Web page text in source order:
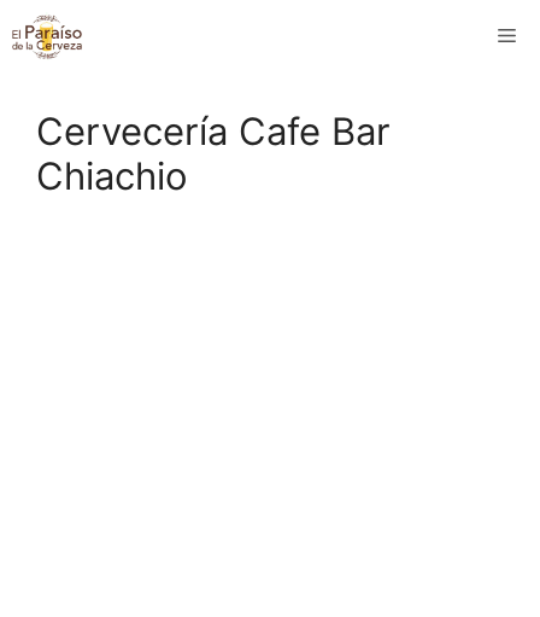
Saltar
al
Cervecería Cafe Bar
Chiachio